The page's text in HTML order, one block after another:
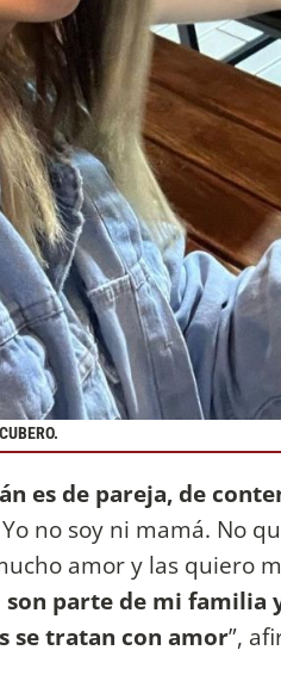
es de pareja, de
Yo no soy ni mamá. No
amor y las quiero
son parte de mi familia
se tratan con amor”,